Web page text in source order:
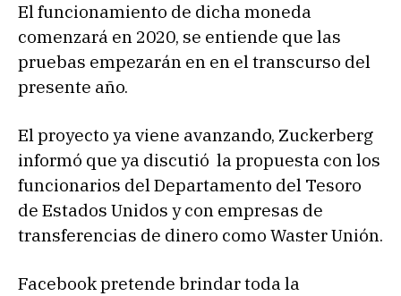
El funcionamiento de dicha moneda
comenzará en 2020, se entiende que las
pruebas empezarán en en el transcurso del
presente año.
El proyecto ya viene avanzando, Zuckerberg
informó que ya discutió la propuesta con los
funcionarios del Departamento del Tesoro
de Estados Unidos y con empresas de
transferencias de dinero como Waster Unión.
Facebook pretende brindar toda la